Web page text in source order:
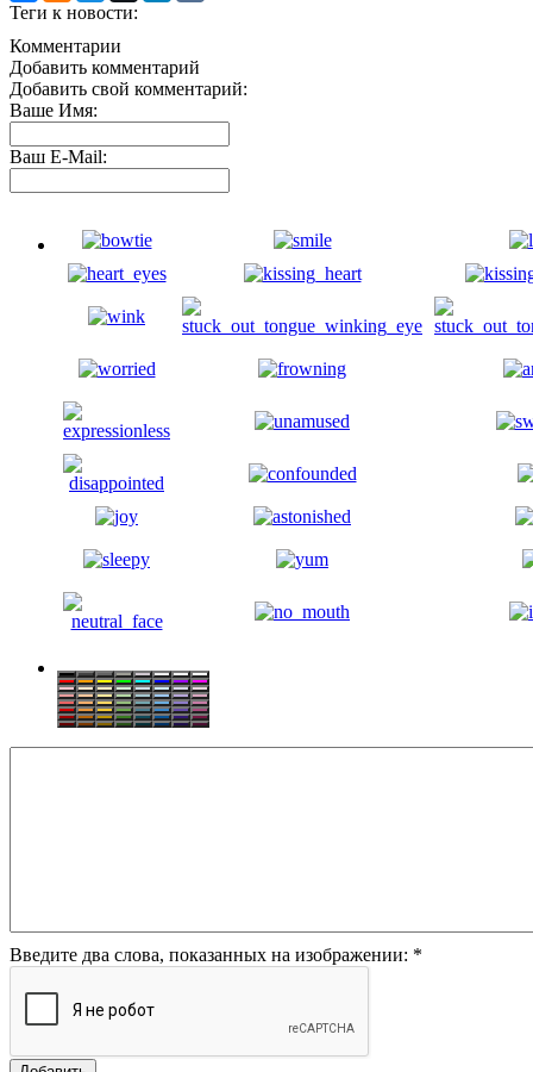
Теги к новости:
Комментарии
Добавить комментарий
Добавить свой комментарий:
Ваше Имя:
Ваш E-Mail:
Введите два слова, показанных на изображении: *